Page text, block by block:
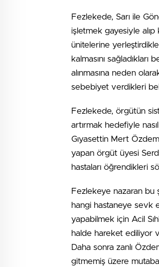
Fezlekede, Sarı ile
işletmek gayesiyle alıp
ünitelerine
kalmasını
alınmasına neden
sebebiyet verdikleri
Fezlekede, örgütün
artırmak hedefiyle
Gıyasettin Mert
yapan örgüt üyesi
hastaları öğrendikleri
Fezlekeye nazaran bu
hangi hastaneye sevk
yapabilmek için Acil
halde hareket ediliyor
Daha sonra zanlı
gitmemiş üzere